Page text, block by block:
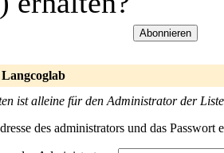
ist alleine für den Administrator der
des administrators und das